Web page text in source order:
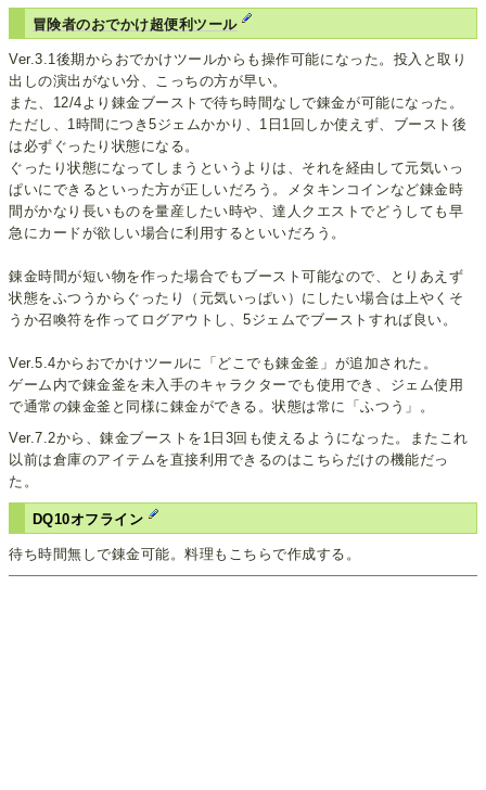
冒険者のおでかけ超便利ツール
Ver.3.1後期からおでかけツールからも操作可能になった。投入と取り
出しの演出がない分、こっちの方が早い。
また、12/4より錬金ブーストで待ち時間なしで錬金が可能になった。
ただし、1時間につき5ジェムかかり、1日1回しか使えず、ブースト後
は必ずぐったり状態になる。
ぐったり状態になってしまうというよりは、それを経由して元気いっ
ぱいにできるといった方が正しいだろう。メタキンコインなど錬金時
間がかなり長いものを量産したい時や、達人クエストでどうしても早
急にカードが欲しい場合に利用するといいだろう。
錬金時間が短い物を作った場合でもブースト可能なので、とりあえず
状態をふつうからぐったり（元気いっぱい）にしたい場合は上やくそ
うか召喚符を作ってログアウトし、5ジェムでブーストすれば良い。
Ver.5.4からおでかけツールに「どこでも錬金釜」が追加された。
ゲーム内で錬金釜を未入手のキャラクターでも使用でき、ジェム使用
で通常の錬金釜と同様に錬金ができる。状態は常に「ふつう」。
Ver.7.2から、錬金ブーストを1日3回も使えるようになった。またこれ
以前は倉庫のアイテムを直接利用できるのはこちらだけの機能だっ
た。
DQ10オフライン
待ち時間無しで錬金可能。料理もこちらで作成する。